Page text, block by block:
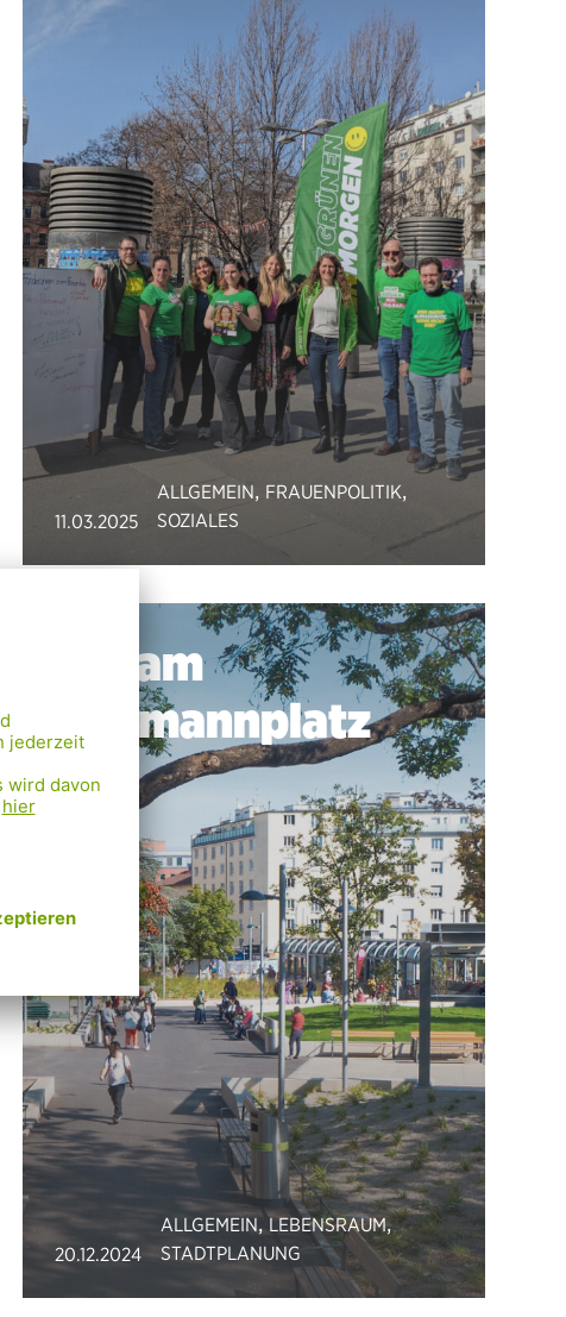
11.03.2025
ALLGEMEIN, FRAUENPOLITIK,
SOZIALES
Klo am
Reumannplatz
20.12.2024
ALLGEMEIN,LEBENSRAUM,
STADTPLANUNG